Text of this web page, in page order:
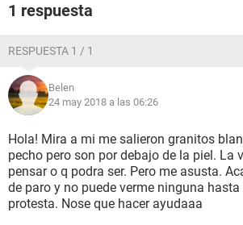
1 respuesta
RESPUESTA 1 / 1
Belen
24 may 2018 a las 06:26
Hola! Mira a mi me salieron granitos
pecho pero son por debajo de la piel. La
pensar o q podra ser. Pero me asusta.
de paro y no puede verme ninguna
protesta. Nose que hacer ayudaaa